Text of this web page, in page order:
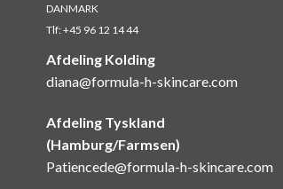
DANMARK
Tlf:+45 96 12 14 44
Afdeling Kolding
diana@formula-h-skincare.com
Afdeling Tyskland
(Hamburg/Farmsen)
Patiencede@formula-h-skincare.com